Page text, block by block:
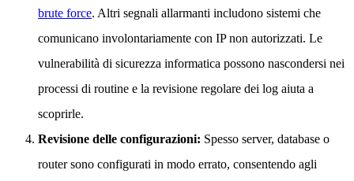
brute force. Altri segnali allarmanti includono sistemi che
comunicano involontariamente con IP non autorizzati. Le
vulnerabilità di sicurezza informatica possono nascondersi nei
processi di routine e la revisione regolare dei log aiuta a
scoprirle.
Revisione delle configurazioni: Spesso server, database o
router sono configurati in modo errato, consentendo agli